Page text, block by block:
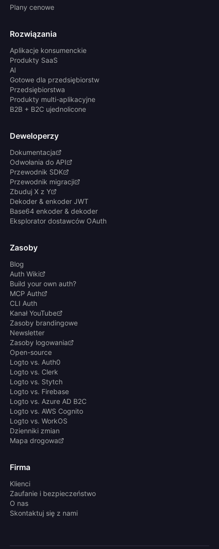
Plany cenowe
Rozwiązania
Aplikacje konsumenckie
Produkty SaaS
AI
Gotowe dla przedsiębiorstw
Przedsiębiorstwa
Produkty multi-aplikacyjne
B2B + B2C ujednolicone
Deweloperzy
Dokumentacja
Odwołania do API
Przewodnik SDK
Przewodnik migracji
Zbuduj X z Y
Dekoder & enkoder JWT
Base64 enkoder & dekoder
Eksplorator dostawców OAuth
Zasoby
Blog
Auth Wiki
Build your own auth?
MCP Auth
CLI Auth
Kanał YouTube
Zasoby brandingowe
Newsletter
Zasoby logowania
Open-source
Logto vs. Auth0
Logto vs. Clerk
Logto vs. Stytch
Logto vs. Firebase
Logto vs. Azure AD B2C
Logto vs. AWS Cognito
Logto vs. WorkOS
Dzienniki zmian
Mapa drogowa
Firma
Klienci
Zaufanie i bezpieczeństwo
O nas
Skontaktuj się z nami